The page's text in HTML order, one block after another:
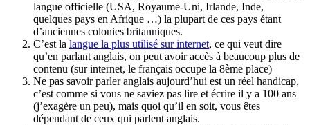
langue officielle (USA, Royaume-Uni, Irlande, Inde,
quelques pays en Afrique …) la plupart de ces pays étant
d’anciennes colonies britanniques.
C’est la langue la plus utilisé sur internet, ce qui veut dire
qu’en parlant anglais, on peut avoir accès à beaucoup plus de
contenu (sur internet, le français occupe la 8ème place)
Ne pas savoir parler anglais aujourd’hui est un réel handicap,
c’est comme si vous ne saviez pas lire et écrire il y a 100 ans
(j’exagère un peu), mais quoi qu’il en soit, vous êtes
dépendant de ceux qui parlent anglais.